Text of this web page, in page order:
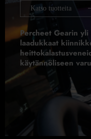
Katso tuotteita
Percheet Gearin
laadukkaat
käytännöliseen